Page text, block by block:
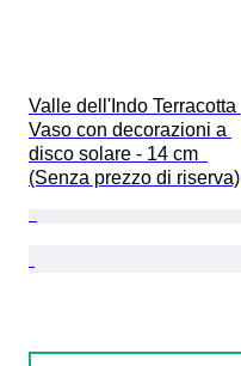
Valle dell'Indo Terracotta
Vaso con decorazioni a
disco solare - 14 cm
(Senza prezzo di riserva)